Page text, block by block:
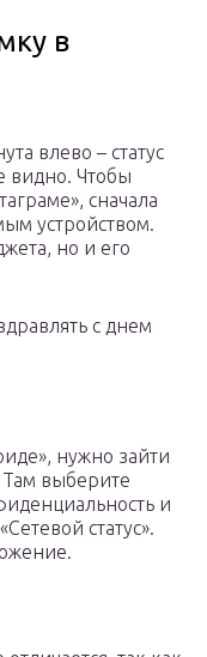
в
влево – статус
видно. Чтобы
сначала
устройством.
но и его
с днем
нужно зайти
выберите
и
статус».